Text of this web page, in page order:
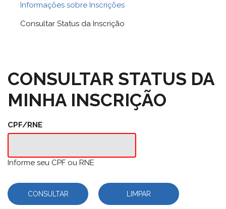
Informações sobre Inscrições
Consultar Status da Inscrição
CONSULTAR STATUS DA
MINHA INSCRIÇÃO
CPF/RNE
Informe seu CPF ou RNE